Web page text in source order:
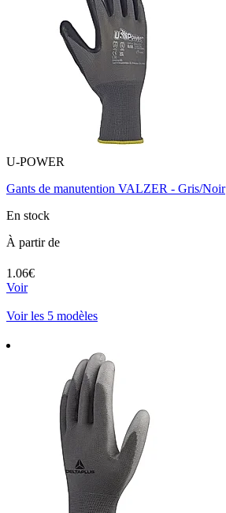
U-POWER
Gants de manutention VALZER - Gris/Noir
En stock
À partir de
1.06€
Voir
Voir les 5 modèles